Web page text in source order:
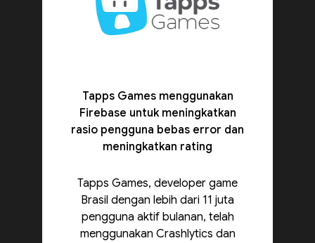
Tapps Games menggunakan
Firebase untuk meningkatkan
rasio pengguna bebas error dan
meningkatkan rating
Tapps Games, developer game
Brasil dengan lebih dari 11 juta
pengguna aktif bulanan, telah
menggunakan Crashlytics dan